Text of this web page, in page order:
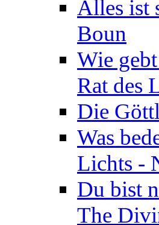
Alles ist
Boun
Wie
Rat des
Die
Was
Lichts -
Du bist
The